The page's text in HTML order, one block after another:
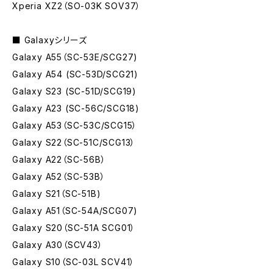
Xperia XZ2（SO-03K SOV37）
■ Galaxyシリーズ
Galaxy A55（SC-53E/SCG27)
Galaxy A54 (SC-53D/SCG21)
Galaxy S23 (SC-51D/SCG19)
Galaxy A23 (SC-56C/SCG18)
Galaxy A53（SC-53C/SCG15）
Galaxy S22（SC-51C/SCG13）
Galaxy A22（SC-56B）
Galaxy A52（SC-53B）
Galaxy S21（SC-51B)
Galaxy A51（SC-54A/SCG07)
Galaxy S20（SC-51A SCG01）
Galaxy A30（SCV43）
Galaxy S10（SC-03L SCV41）